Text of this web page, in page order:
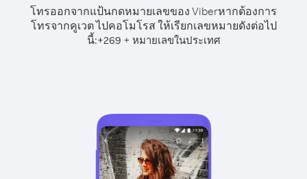
โทรออกจากแป้นกดหมายเลขของ Viberหากต้องการ
โทรจากคูเวต ไปคอโมโรส ให้เรียกเลขหมายดังต่อไป
นี้:+269 + หมายเลขในประเทศ